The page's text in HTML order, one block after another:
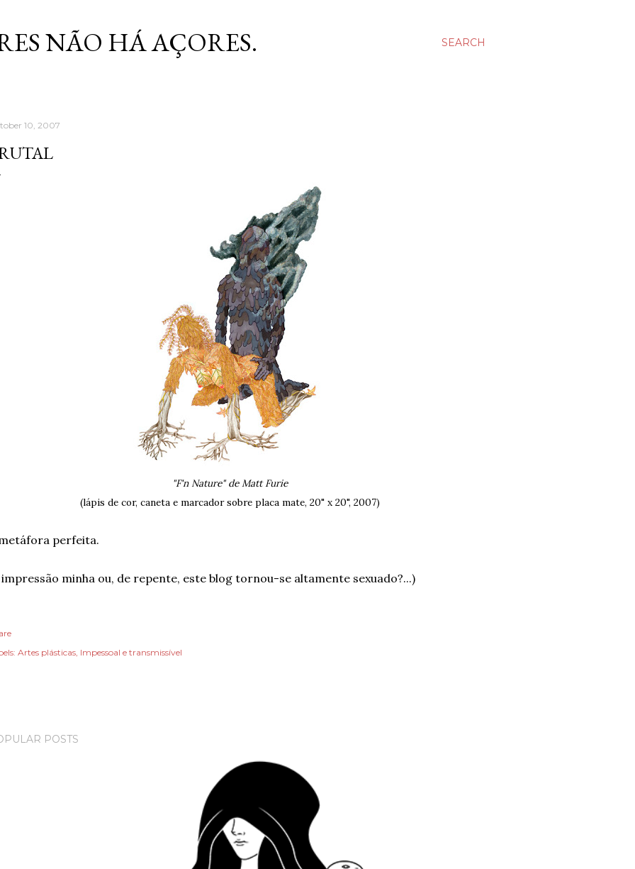
SEARCH
NÃO HÁ AÇORES.
10, 2007
"F'n Nature" de Matt Furie
(lápis de cor, caneta e marcador sobre placa mate, 20" x 20", 2007)
perfeita.
impressão minha ou, de repente, este blog tornou-se altamente sexuado?...)
Artes plásticas Impessoal e transmissível
POSTS